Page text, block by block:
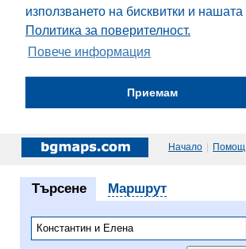
използването на бисквитки и нашата
Политика за поверителност.
Повече информация
Приемам
Начало | Помощ
Търсене Маршрут